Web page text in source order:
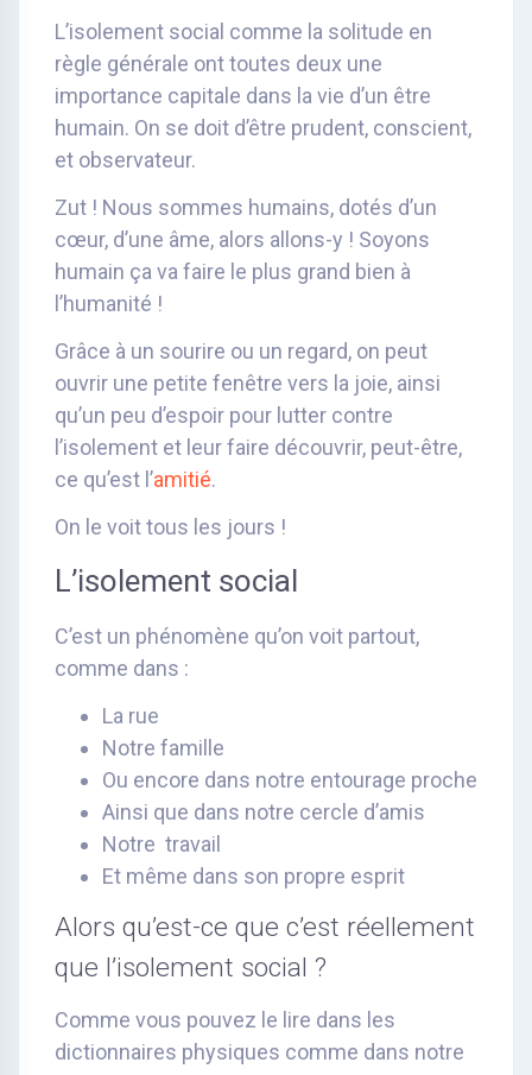
L’isolement social comme la solitude en
règle générale ont toutes deux une
importance capitale dans la vie d’un être
humain. On se doit d’être prudent, conscient,
et observateur.
Zut ! Nous sommes humains, dotés d’un
cœur, d’une âme, alors allons-y ! Soyons
humain ça va faire le plus grand bien à
l’humanité !
Grâce à un sourire ou un regard, on peut
ouvrir une petite fenêtre vers la joie, ainsi
qu’un peu d’espoir pour lutter contre
l’isolement et leur faire découvrir, peut-être,
ce qu’est l’amitié.
On le voit tous les jours !
L’isolement social
C’est un phénomène qu’on voit partout,
comme dans :
La rue
Notre famille
Ou encore dans notre entourage proche
Ainsi que dans notre cercle d’amis
Notre travail
Et même dans son propre esprit
Alors qu’est-ce que c’est réellement
que l’isolement social ?
Comme vous pouvez le lire dans les
dictionnaires physiques comme dans notre